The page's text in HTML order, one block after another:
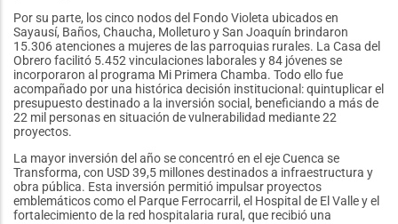
Por su parte, los cinco nodos del Fondo Violeta ubicados en
Sayausí, Baños, Chaucha, Molleturo y San Joaquín brindaron
15.306 atenciones a mujeres de las parroquias rurales. La Casa del
Obrero facilitó 5.452 vinculaciones laborales y 84 jóvenes se
incorporaron al programa Mi Primera Chamba. Todo ello fue
acompañado por una histórica decisión institucional: quintuplicar el
presupuesto destinado a la inversión social, beneficiando a más de
22 mil personas en situación de vulnerabilidad mediante 22
proyectos.
La mayor inversión del año se concentró en el eje Cuenca se
Transforma, con USD 39,5 millones destinados a infraestructura y
obra pública. Esta inversión permitió impulsar proyectos
emblemáticos como el Parque Ferrocarril, el Hospital de El Valle y el
fortalecimiento de la red hospitalaria rural, que recibió una